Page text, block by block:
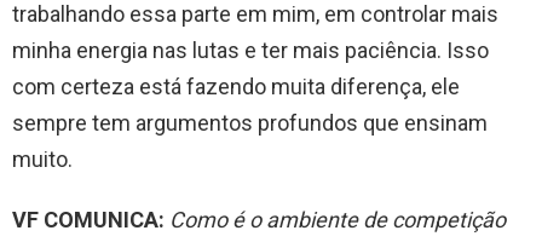
trabalhando essa parte em mim, em controlar mais
minha energia nas lutas e ter mais paciência. Isso
com certeza está fazendo muita diferença, ele
sempre tem argumentos profundos que ensinam
muito.
VF COMUNICA: Como é o ambiente de competição